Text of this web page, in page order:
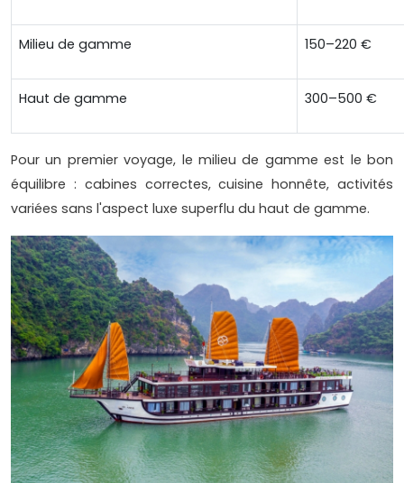
Milieu de gamme 150–220 €
Haut de gamme 300–500 €
Pour un premier voyage, le milieu de gamme est le bon
équilibre : cabines correctes, cuisine honnête, activités
variées sans l'aspect luxe superflu du haut de gamme.